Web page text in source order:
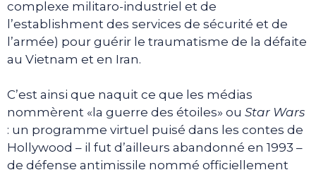
complexe militaro-industriel et de
l’establishment des services de sécurité et de
l’armée) pour guérir le traumatisme de la défaite
au Vietnam et en Iran.
C’est ainsi que naquit ce que les médias
nommèrent «la guerre des étoiles» ou Star Wars
: un programme virtuel puisé dans les contes de
Hollywood – il fut d’ailleurs abandonné en 1993 –
de défense antimissile nommé officiellement